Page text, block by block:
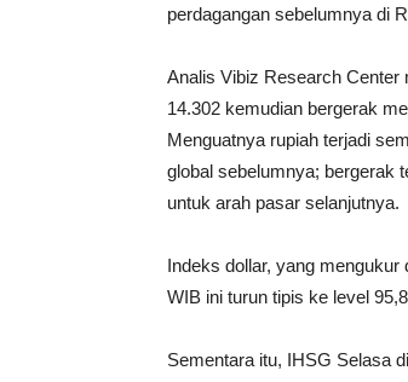
perdagangan sebelumnya di
Analis Vibiz Research Center
14.302 kemudian bergerak
Menguatnya rupiah terjadi
global sebelumnya; bergerak
untuk arah pasar selanjutnya.
Indeks dollar, yang
WIB ini turun tipis ke level
Sementara itu, IHSG Selasa